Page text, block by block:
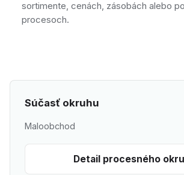
sortimente, cenách, zásobách alebo
procesoch.
Súčasť okruhu
Maloobchod
Detail procesného